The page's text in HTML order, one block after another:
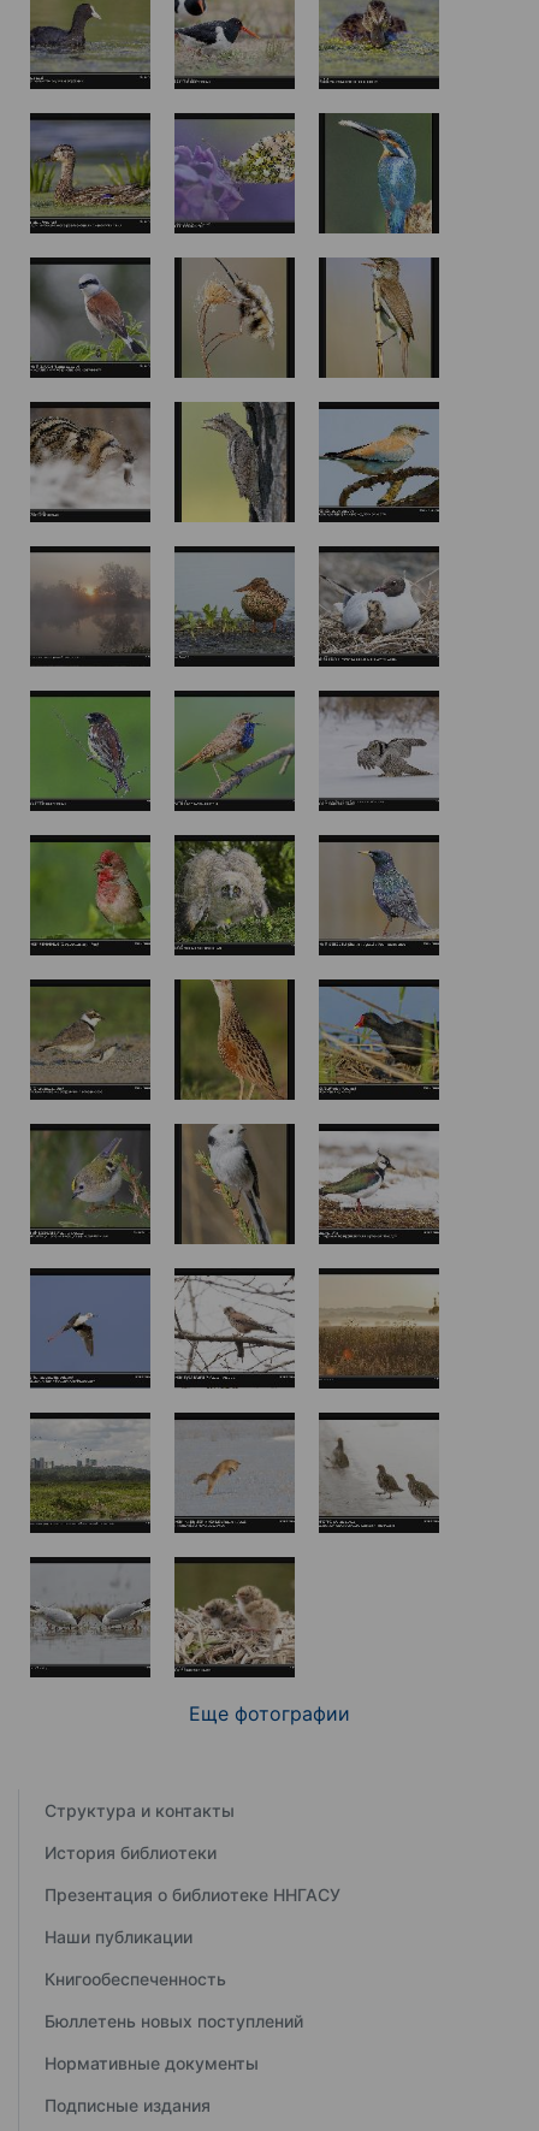
Еще фотографии
Структура и контакты
История библиотеки
Презентация о библиотеке ННГАСУ
Наши публикации
Книгообеспеченность
Бюллетень новых поступлений
Нормативные документы
Подписные издания